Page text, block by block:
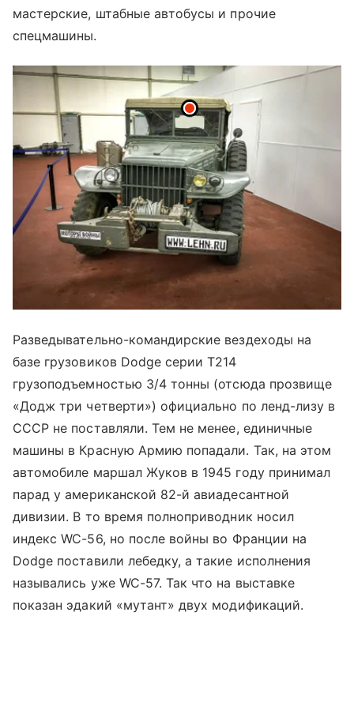
мастерские, штабные автобусы и прочие
спецмашины.
Разведывательно-командирские вездеходы на
базе грузовиков Dodge серии T214
грузоподъемностью 3/4 тонны (отсюда прозвище
«Додж три четверти») официально по ленд-лизу в
СССР не поставляли. Тем не менее, единичные
машины в Красную Армию попадали. Так, на этом
автомобиле маршал Жуков в 1945 году принимал
парад у американской 82-й авиадесантной
дивизии. В то время полноприводник носил
индекс WC-56, но после войны во Франции на
Dodge поставили лебедку, а такие исполнения
назывались уже WC-57. Так что на выставке
показан эдакий «мутант» двух модификаций.